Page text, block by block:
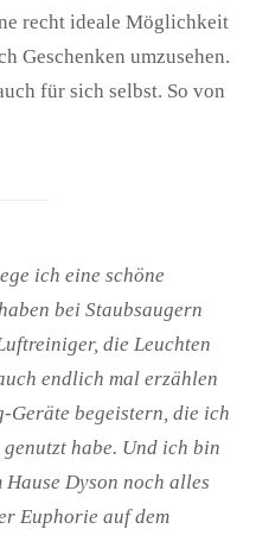
recht ideale Möglichkeit
Geschenken umzusehen.
für sich selbst. So von
ich eine schöne
bei Staubsaugern
die Leuchten
endlich mal erzählen
Geräte begeistern, die ich
habe. Und ich bin
Hause Dyson noch alles
Euphorie auf dem